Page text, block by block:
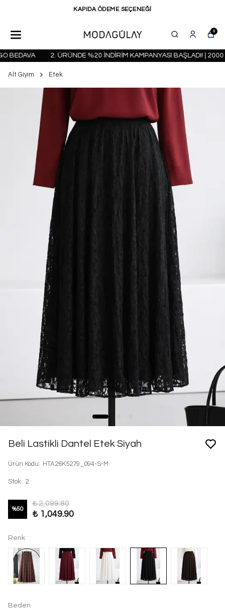
KAPIDA ÖDEME SEÇENEĞİ
0
2. ÜRÜNDE %20 İNDİRİM KAMPANYASI BAŞLADI! | 2000
Alt Giyim Etek
Beli Lastikli Dantel Etek Siyah
Ürün Kodu: HTA26K5279_094-S-M
Stok: 2
%50
₺ 2,099.80
₺ 1,049.90
Renk
Beden